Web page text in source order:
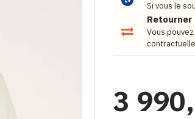
Si vous le
Retourner
Vous
3